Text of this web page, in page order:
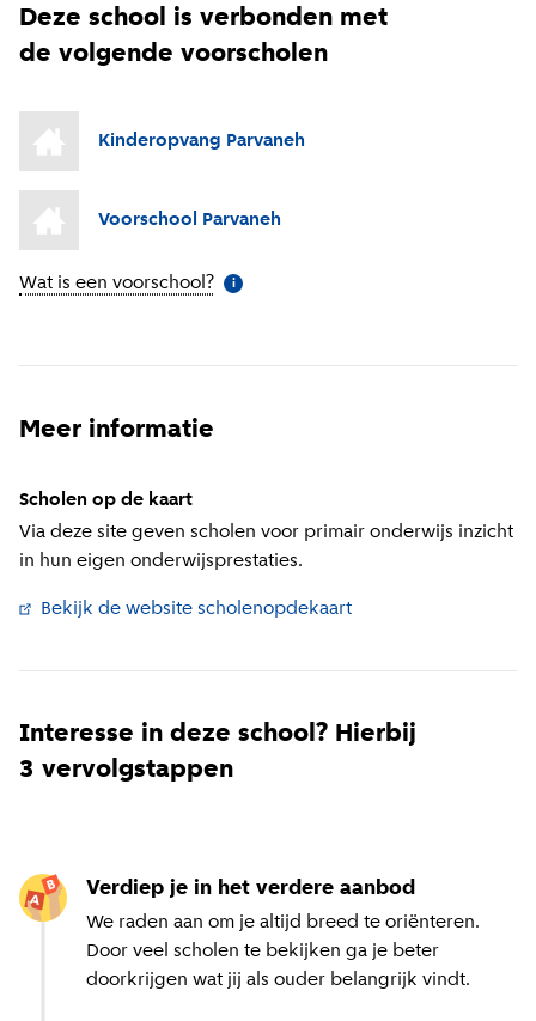
Deze school is verbonden met
de volgende voorscholen
Kinderopvang Parvaneh
Voorschool Parvaneh
Wat is een voorschool? Meer informatie
i
Meer informatie
Scholen op de kaart
Via deze site geven scholen voor primair onderwijs inzicht
in hun eigen onderwijsprestaties.
Bekijk de website scholenopdekaart
Interesse in deze school? Hierbij
3 vervolgstappen
Verdiep je in het verdere aanbod
We raden aan om je altijd breed te oriënteren.
Door veel scholen te bekijken ga je beter
doorkrijgen wat jij als ouder belangrijk vindt.